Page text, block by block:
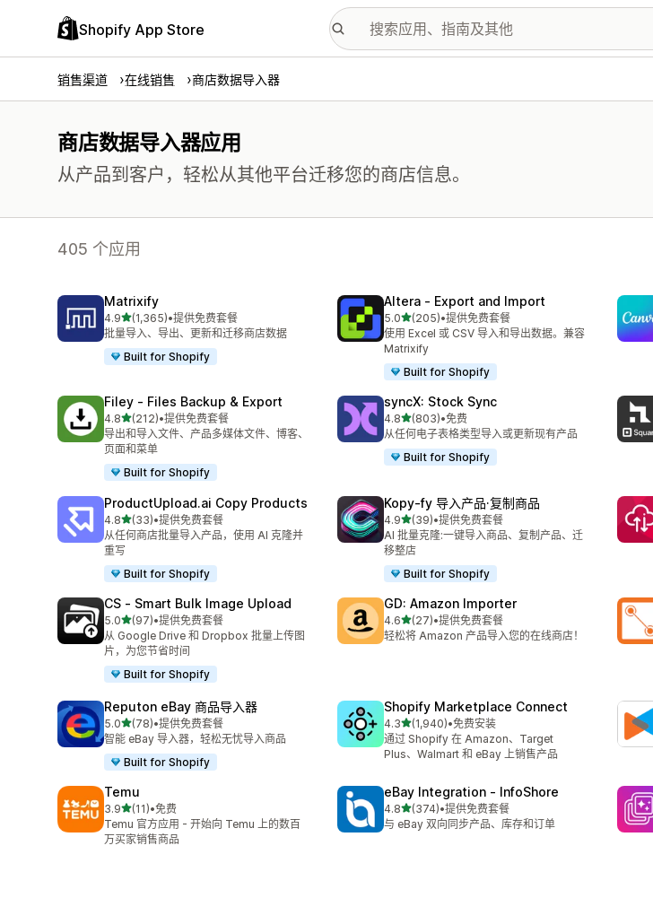
Shopify App Store
销售渠道 在线销售 商店数据导入器
商店数据导入器应用
从产品到客户，轻松从其他平台迁移您的商店信息。
405 个应用
Matrixify
4.9星（满分 5 星）
(1,365)
总共 1365 条评论
•提供免费套餐
批量导入、导出、更新和迁移商店数据
Built for Shopify
Altera ‑ Export and Import
5.0星（满分 5 星）
(205)
总共 205 条评论
•提供免费套餐
使用 Excel 或 CSV 导入和导出数据。兼容
Matrixify
Built for Shopify
Filey ‑ Files Backup & Export
4.8星（满分 5 星）
(212)
总共 212 条评论
•提供免费套餐
导出和导入文件、产品多媒体文件、博客、
页面和菜单
Built for Shopify
syncX: Stock Sync
4.8星（满分 5 星）
(803)
总共 803 条评论
•免费
从任何电子表格类型导入或更新现有产品
Built for Shopify
ProductUpload.ai Copy Products
4.8星（满分 5 星）
(33)
总共 33 条评论
•提供免费套餐
从任何商店批量导入产品，使用 AI 克隆并
重写
Built for Shopify
Kopy‑fy 导入产品·复制商品
4.9星（满分 5 星）
(39)
总共 39 条评论
•提供免费套餐
AI 批量克隆:一键导入商品、复制产品、迁
移整店
Built for Shopify
CS ‑ Smart Bulk Image Upload
5.0星（满分 5 星）
(97)
总共 97 条评论
•提供免费套餐
从 Google Drive 和 Dropbox 批量上传图
片，为您节省时间
Built for Shopify
GD: Amazon Importer
4.6星（满分 5 星）
(27)
总共 27 条评论
•提供免费套餐
轻松将 Amazon 产品导入您的在线商店！
Reputon eBay 商品导入器
5.0星（满分 5 星）
(78)
总共 78 条评论
•提供免费套餐
智能 eBay 导入器，轻松无忧导入商品
Built for Shopify
Shopify Marketplace Connect
4.3星（满分 5 星）
(1,940)
总共 1940 条评论
•免费安装
通过 Shopify 在 Amazon、Target
Plus、Walmart 和 eBay 上销售产品
Temu
3.9星（满分 5 星）
(11)
总共 11 条评论
•免费
Temu 官方应用 - 开始向 Temu 上的数百
万买家销售商品
eBay Integration ‑ InfoShore
4.8星（满分 5 星）
(374)
总共 374 条评论
•提供免费套餐
与 eBay 双向同步产品、库存和订单